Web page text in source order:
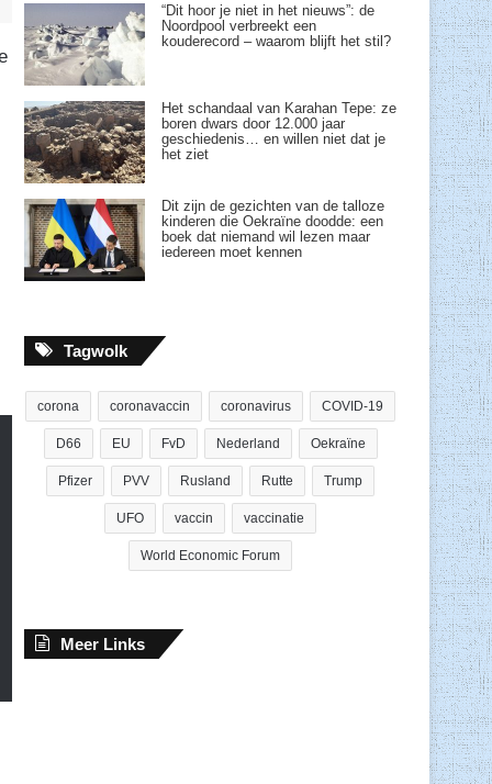
“Dit hoor je niet in het nieuws”: de
Noordpool verbreekt een
kouderecord – waarom blijft het stil?
Het schandaal van Karahan Tepe: ze
boren dwars door 12.000 jaar
geschiedenis… en willen niet dat je
het ziet
Dit zijn de gezichten van de talloze
kinderen die Oekraïne doodde: een
boek dat niemand wil lezen maar
iedereen moet kennen
Tagwolk
corona coronavaccin coronavirus COVID-19
D66 EU FvD Nederland Oekraïne
Pfizer PVV Rusland Rutte Trump
UFO vaccin vaccinatie
World Economic Forum
Meer Links